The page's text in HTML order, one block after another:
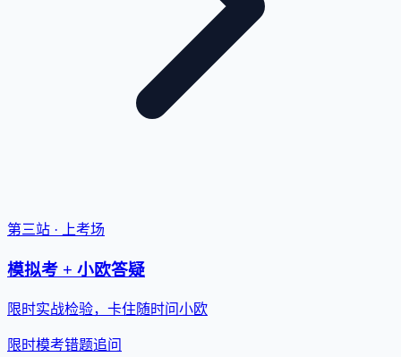
第三站 · 上考场
模拟考 + 小欧答疑
限时实战检验，卡住随时问小欧
限时模考错题追问